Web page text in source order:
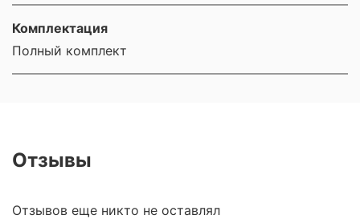
Комплектация
Полный комплект
Отзывы
Отзывов еще никто не оставлял